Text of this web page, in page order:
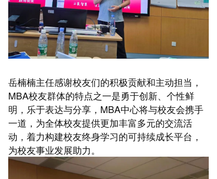
岳楠楠主任感谢校友们的积极贡献和主动担当，
MBA校友群体的特点之一是勇于创新、个性鲜
明，乐于表达与分享，MBA中心将与校友会携手
一道，为全体校友提供更加丰富多元的交流活
动，着力构建校友终身学习的可持续成长平台，
为校友事业发展助力。